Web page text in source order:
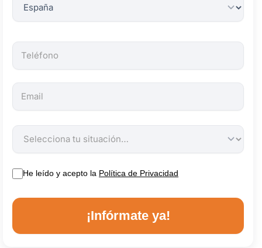
He leído y acepto la Política de Privacidad
¡Infórmate ya!